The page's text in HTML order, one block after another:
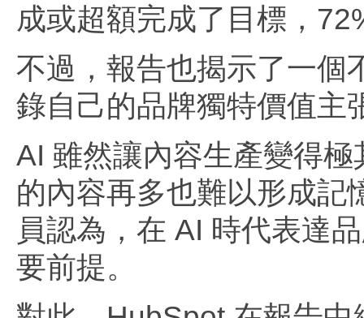
成或超額完成了目標，
不過，報告也揭示了一個
錄自己的品牌獨特價值主
AI 雖然讓內容生產變得
的內容再多也難以形成記
員認為，在 AI 時代表達
要前提。